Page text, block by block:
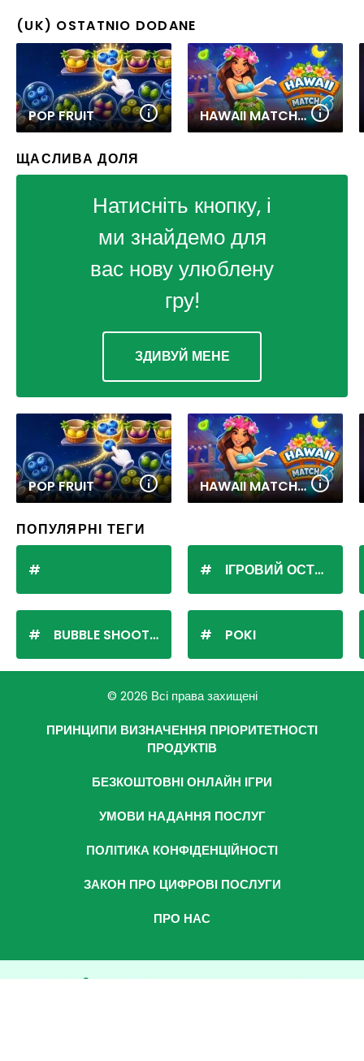
(UK) OSTATNIO DODANE
POP FRUIT HAWAII MATCH 6
ЩАСЛИВА ДОЛЯ
Натисніть кнопку, і
ми знайдемо для
вас нову улюблену
гру!
ЗДИВУЙ МЕНЕ
POP FRUIT HAWAII MATCH 6
ПОПУЛЯРНІ ТЕГИ
BUBBLE SHOOTER
ІГРОВИЙ ОСТРІВ
POKI
© 2026 Всі права захищені
ПРИНЦИПИ ВИЗНАЧЕННЯ ПРІОРИТЕТНОСТІ
ПРОДУКТІВ
БЕЗКОШТОВНІ ОНЛАЙН ІГРИ
УМОВИ НАДАННЯ ПОСЛУГ
ПОЛІТИКА КОНФІДЕНЦІЙНОСТІ
ЗАКОН ПРО ЦИФРОВІ ПОСЛУГИ
ПРО НАС